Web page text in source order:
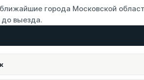
города Московской
выезда.